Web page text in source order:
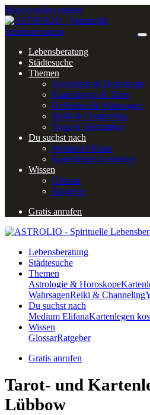
Skip to main content
Lebensberatung
Städtesuche
Themen
Astrologie & Horoskope
Kartenlegen & Tarot
Hellsehen & Wahrsagen
Reiki & Channeling
Yoga & Meditation
Du suchst nach
Medium Elifana
Kartenlegen kostenlos
Wissen
Glossar
Ratgeber
Gratis anrufen
Lebensberatung
Städtesuche
Themen
Astrologie & Horoskope
WahrsagenReiki & Channeling
Du suchst nach
Medium ElifanaKartenlegen
Wissen
GlossarRatgeber
Gratis anrufen
Tarot- und
Lübbow